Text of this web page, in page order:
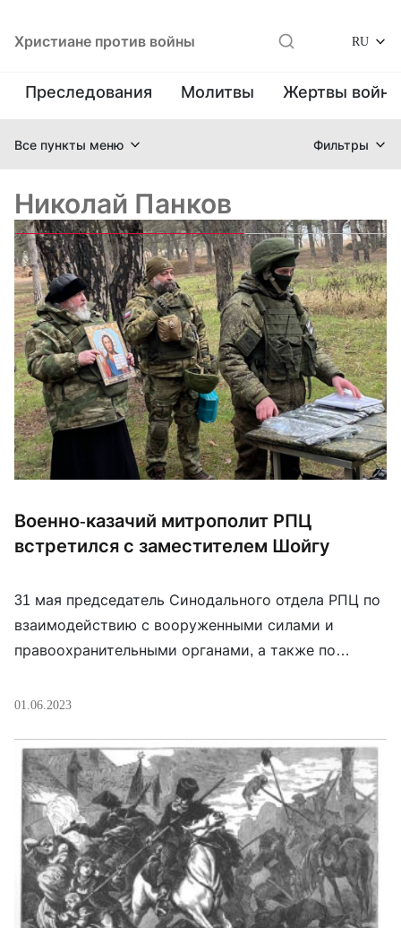
Христиане против войны RU
Преследования Молитвы Жертвы
Все пункты меню Фильтры
Николай Панков
Военно-казачий митрополит РПЦ
встретился с заместителем Шойгу
31 мая председатель Синодального отдела РПЦ по
взаимодействию с вооруженными силами и
правоохранительными органами, а также по
Ставропольский и Невинномысский Кирилл
замминистра обороны РФ Николаем Панковым.
Центральным вопросом повестки стало
обсуждение работы по духовно-нравственному
воспитанию учащихся в средних и высших
учебных заведениях Министерства обороны РФ.
Одним […]
01.06.2023